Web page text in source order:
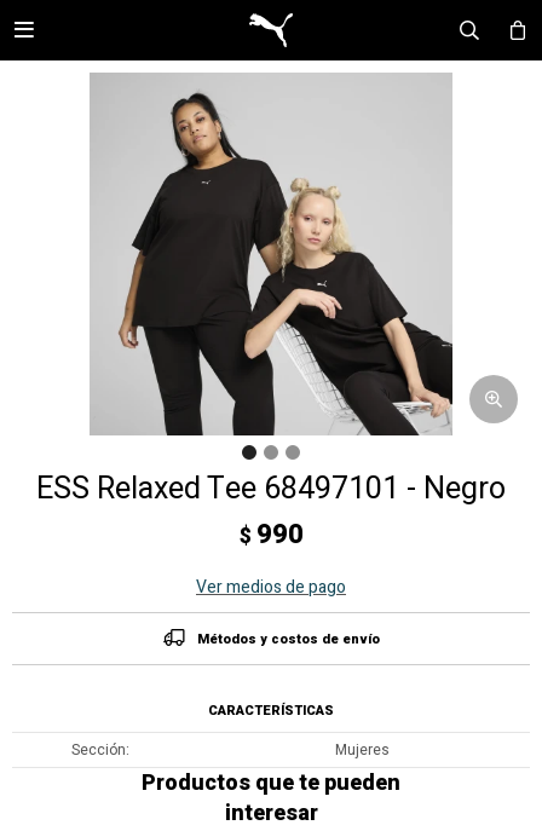

ESS Relaxed Tee 68497101 - Negro
$ 990
Ver medios de pago
Métodos y costos de envío
CARACTERÍSTICAS
Sección Mujeres
Productos que te pueden
interesar